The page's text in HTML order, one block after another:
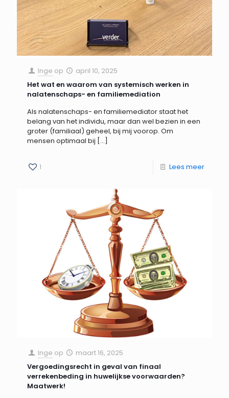
Inge op
april 10, 2025
Het wat en waarom van systemisch werken in
nalatenschaps- en familiemediation
Als nalatenschaps- en familiemediator staat het
belang van het individu, maar dan wel bezien in een
groter (familiaal) geheel, bij mij voorop. Om
mensen optimaal bij […]
1 Lees meer
Inge op
maart 16, 2025
Vergoedingsrecht in geval van finaal
verrekenbeding in huwelijkse voorwaarden?
Maatwerk!